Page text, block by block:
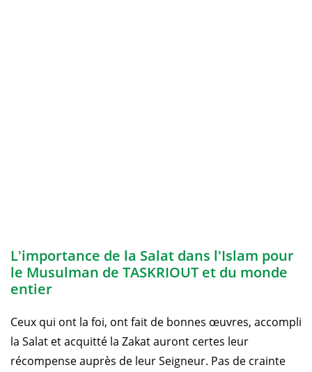
L'importance de la Salat dans l'Islam pour
le Musulman de TASKRIOUT et du monde
entier
Ceux qui ont la foi, ont fait de bonnes œuvres, accompli
la Salat et acquitté la Zakat auront certes leur
récompense auprès de leur Seigneur. Pas de crainte